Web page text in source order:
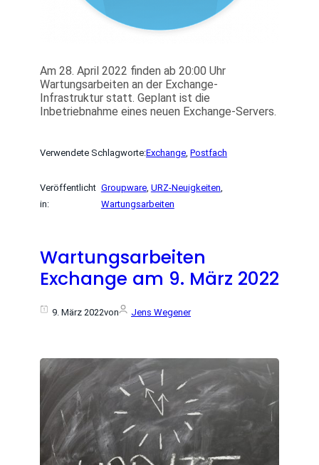
Am 28. April 2022 finden ab 20:00 Uhr
Wartungsarbeiten an der Exchange-
Infrastruktur statt. Geplant ist die
Inbetriebnahme eines neuen Exchange-Servers.
Verwendete Schlagworte:Exchange, Postfach
Veröffentlicht
in:
Groupware, URZ-Neuigkeiten
Wartungsarbeiten
Wartungsarbeiten
Exchange am 9. März 2022
9. März 2022von Jens Wegener